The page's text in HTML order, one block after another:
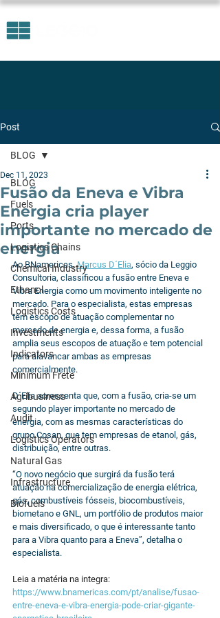
Post
BLOG
Fuels
Ports
Logistics Chains
Chemical Industry
Ethanol
Logistics Costs
Investments
Indicators
Minimum Frete
Agribusiness
Audit
Logistics Operators
Natural Gas
Infrastructure
Biofuels
BLOG
Fusão da Eneva e Vibra
Energia cria player
importante no mercado de
energia
Dec 11, 2023
Ao BNamericas, Marcus D´Elia, sócio da Leggio
Consultoria, classificou a fusão entre Eneva e
Vibra Energia como um movimento inteligente no
mercado. Para o especialista, estas empresas
têm escopo de atuação complementar no
mercado de energia e, dessa forma, a fusão
amplia seus escopos de atuação e tem potencial
para alavancar ambas as empresas
comercialmente.
D´Elia acrescenta que, com a fusão, cria-se um
segundo player importante no mercado de
energia, com as mesmas características do
grupo Cosan, que tem empresas de etanol, gás,
distribuição, entre outras.
“O novo negócio que surgirá da fusão terá
atuação na comercialização de energia elétrica,
gás, combustíveis fósseis, biocombustíveis,
biometano e GNL, um portfólio de produtos maior
e mais diversificado, o que é interessante tanto
para a Vibra quanto para a Eneva”, detalha o
especialista.
Leia a matéria na integra:
https://www.bnamericas.com/pt/analise/fusao-
entre-eneva-e-vibra-energia-pode-criar-gigante-